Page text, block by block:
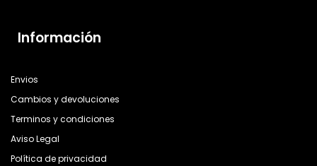
Información
Envios
Cambios y devoluciones
Terminos y condiciones
Aviso Legal
Política de privacidad